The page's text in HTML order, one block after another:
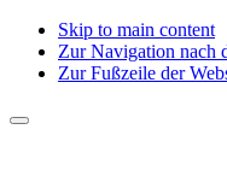
Skip to main content
Zur Navigation nach
Zur Fußzeile der
Menü